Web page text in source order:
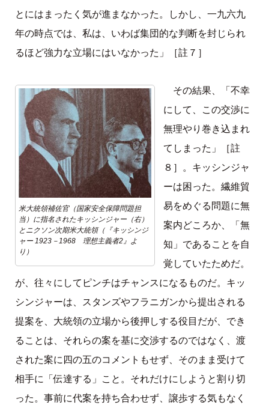
とにはまったく気が進まなかった。しかし、一九六九
年の時点では、私は、いわば集団的な判断を封じられ
るほど強力な立場にはいなかった」［註７］
米大統領補佐官（国家安全保障問題担
当）に指名されたキッシンジャー（右）
とニクソン次期米大統領（『キッシンジ
ャー 1923－1968 理想主義者2』よ
り）
その結果、「不幸
にして、この交渉に
無理やり巻き込まれ
てしまった」［註
８］。キッシンジャ
ーは困った。繊維貿
易をめぐる問題に無
案内どころか、「無
知」であることを自
覚していたためだ。
が、往々にしてピンチはチャンスになるものだ。キッ
シンジャーは、スタンズやフラニガンから提出される
提案を、大統領の立場から後押しする役目だが、でき
ることは、それらの案を基に交渉するのではなく、渡
された案に四の五のコメントもせず、そのまま受けて
相手に「伝達する」こと。それだけにしようと割り切
った。事前に代案を持ち合わせず、譲歩する気もなく